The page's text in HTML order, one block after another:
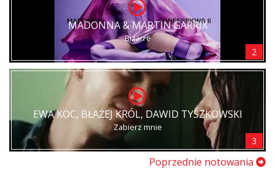
MADONNA & MARTIN GARRIX
Bizarre
2
EWA KOC, BŁAŻEJ KRÓL, DAWID TYSZKOWSKI
Zabierz mnie
3
Poprzednie notowania